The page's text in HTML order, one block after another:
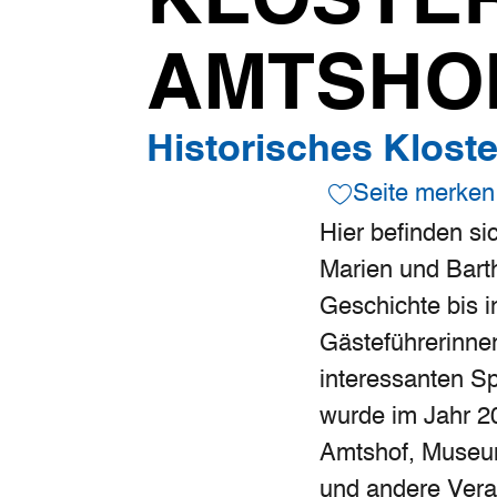
Historisches
Seite merken
Hier befinden
Marien und
Geschichte bis
interessanten
wurde im Jahr
Amtshof,
und andere